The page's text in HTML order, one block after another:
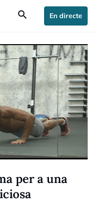
search En directe
per a una